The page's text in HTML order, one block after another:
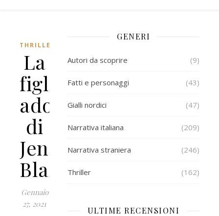
THRILLER
La
figlia
adottiva
di
Jenny
Blackhurst
Gennaio
27, 2021
GENERI
Autori da scoprire (9)
Fatti e personaggi (43)
Gialli nordici (47)
Narrativa italiana (209)
Narrativa straniera (246)
Thriller (162)
ULTIME RECENSIONI